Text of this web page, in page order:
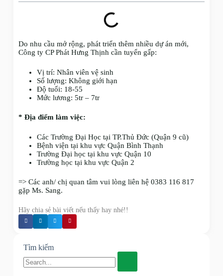
Do nhu cầu mở rộng, phát triển thêm nhiều dự án mới,
Công ty CP Phát Hưng Thịnh cần tuyển gấp:
Vị trí: Nhân viên vệ sinh
Số lượng: Không giới hạn
Độ tuổi: 18-55
Mức lương: 5tr – 7tr
* Địa điểm làm việc:
Các Trường Đại Học tại TP.Thủ Đức (Quận 9 cũ)
Bệnh viện tại khu vực Quận Bình Thạnh
Trường Đại học tại khu vực Quận 10
Trường học tại khu vực Quận 2
=> Các anh/ chị quan tâm vui lòng liên hệ 0383 116 817
gặp Ms. Sang.
Hãy chia sẻ bài viết nếu thấy hay nhé!!
Tìm kiếm